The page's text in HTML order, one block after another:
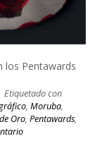
Etiquetado con
, Moruba,
Oro, Pentawards,